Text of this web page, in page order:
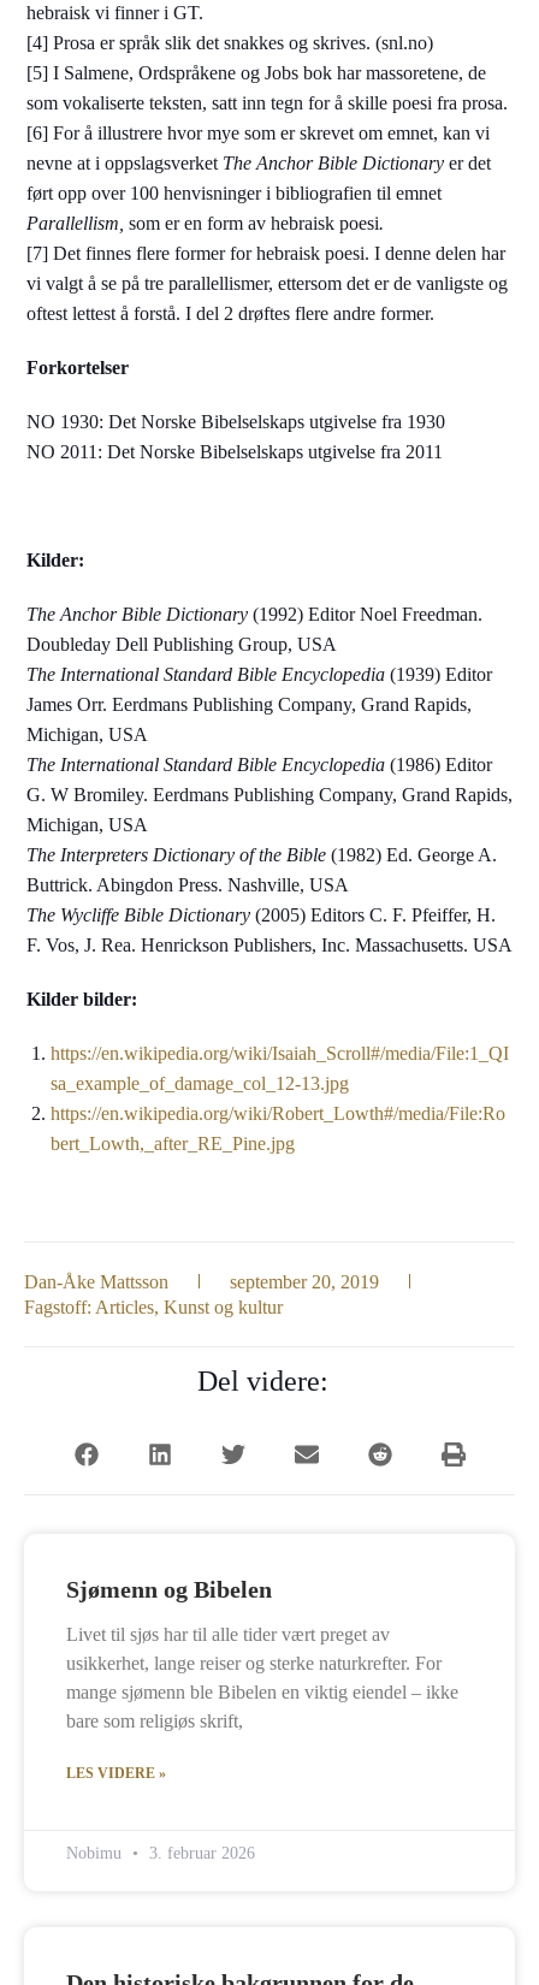
hebraisk vi finner i GT.
[4] Prosa er språk slik det snakkes og skrives. (snl.no)
[5] I Salmene, Ordspråkene og Jobs bok har massoretene, de
som vokaliserte teksten, satt inn tegn for å skille poesi fra prosa.
[6] For å illustrere hvor mye som er skrevet om emnet, kan vi
nevne at i oppslagsverket The Anchor Bible Dictionary er det
ført opp over 100 henvisninger i bibliografien til emnet
Parallellism, som er en form av hebraisk poesi.
[7] Det finnes flere former for hebraisk poesi. I denne delen har
vi valgt å se på tre parallellismer, ettersom det er de vanligste og
oftest lettest å forstå. I del 2 drøftes flere andre former.
Forkortelser
NO 1930: Det Norske Bibelselskaps utgivelse fra 1930
NO 2011: Det Norske Bibelselskaps utgivelse fra 2011
Kilder:
The Anchor Bible Dictionary (1992) Editor Noel Freedman.
Doubleday Dell Publishing Group, USA
The International Standard Bible Encyclopedia (1939) Editor
James Orr. Eerdmans Publishing Company, Grand Rapids,
Michigan, USA
The International Standard Bible Encyclopedia (1986) Editor
G. W Bromiley. Eerdmans Publishing Company, Grand Rapids,
Michigan, USA
The Interpreters Dictionary of the Bible (1982) Ed. George A.
Buttrick. Abingdon Press. Nashville, USA
The Wycliffe Bible Dictionary (2005) Editors C. F. Pfeiffer, H.
F. Vos, J. Rea. Henrickson Publishers, Inc. Massachusetts. USA
Kilder bilder:
https://en.wikipedia.org/wiki/Isaiah_Scroll#/media/File:1_QI
sa_example_of_damage_col_12-13.jpg
https://en.wikipedia.org/wiki/Robert_Lowth#/media/File:Ro
bert_Lowth,_after_RE_Pine.jpg
Dan-Åke Mattsson
september 20, 2019
Fagstoff: Articles, Kunst og kultur
Del videre:
Sjømenn og Bibelen
Livet til sjøs har til alle tider vært preget av
usikkerhet, lange reiser og sterke naturkrefter. For
mange sjømenn ble Bibelen en viktig eiendel – ikke
bare som religiøs skrift,
LES VIDERE »
Nobimu 3. februar 2026